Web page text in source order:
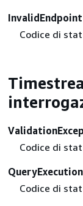
Codice di
Codice di
Codice di